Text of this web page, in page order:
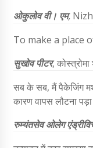
ओकुलोव वी। एम,
To make a place
सुखोव पीटर,
सब के सब, मैं पैकेजिंग
कारण वापस लौटना
रुम्यंतसेव ओलेग